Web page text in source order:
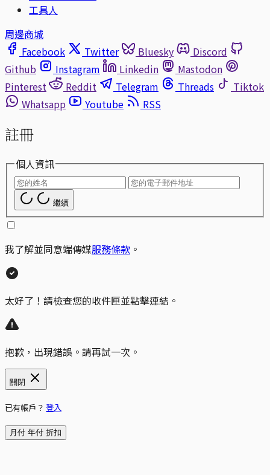
工具人
周邊商城
Facebook
Twitter Bluesky
Discord
Github
Instagram Linkedin
Mastodon
Pinterest
Reddit Telegram Threads
Tiktok
Whatsapp
Youtube RSS
註冊
個人資訊
繼續
我了解並同意端傳媒服務條款 。
太好了！請檢查您的收件匣並點擊連結。
抱歉，出現錯誤。請再試一次。
關閉
已有帳戶？ 登入
月付 年付 折扣